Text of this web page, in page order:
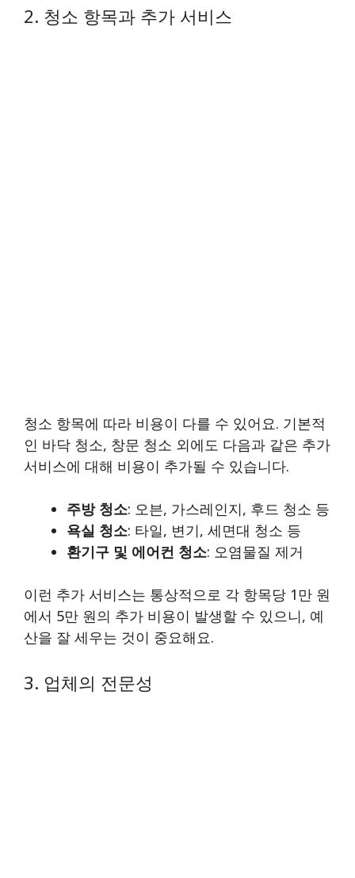
2. 청소 항목과 추가 서비스
청소 항목에 따라 비용이 다를 수 있어요. 기본적
인 바닥 청소, 창문 청소 외에도 다음과 같은 추가
서비스에 대해 비용이 추가될 수 있습니다.
주방 청소: 오븐, 가스레인지, 후드 청소 등
욕실 청소: 타일, 변기, 세면대 청소 등
환기구 및 에어컨 청소: 오염물질 제거
이런 추가 서비스는 통상적으로 각 항목당 1만 원
에서 5만 원의 추가 비용이 발생할 수 있으니, 예
산을 잘 세우는 것이 중요해요.
3. 업체의 전문성